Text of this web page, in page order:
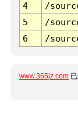
4
/
5
/
6
/
www.365jz.com